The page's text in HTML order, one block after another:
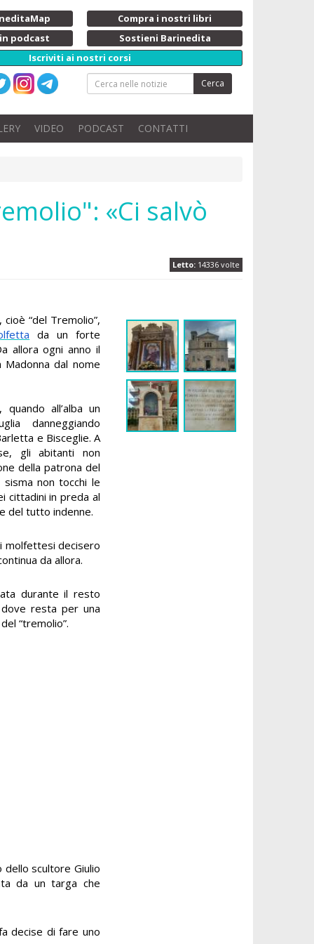
Compra i nostri libri
podcast
Sostieni Barinedita
Iscriviti ai nostri corsi
Cerca
VIDEO PODCAST CONTATTI
«Ci salvò
Letto: 14336 volte
cioè “del Tremolio”,
da un forte
allora ogni anno il
dal nome
all’alba un
danneggiando
e Bisceglie. A
gli abitanti non
della patrona del
non tocchi le
cittadini in preda al
del tutto indenne.
molfettesi decisero
da allora.
durante il resto
resta per una
“tremolio”.
dello scultore Giulio
da un targa che
decise di fare uno